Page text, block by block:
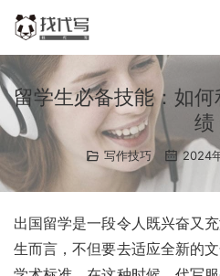
留学生必备技能：如
绩
写作技巧 2024
出国留学是一段令人既兴奋又
生而言，不但要去适应全新的